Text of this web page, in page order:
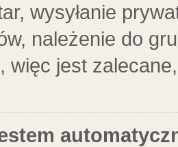
wysyłanie
należenie do
więc jest